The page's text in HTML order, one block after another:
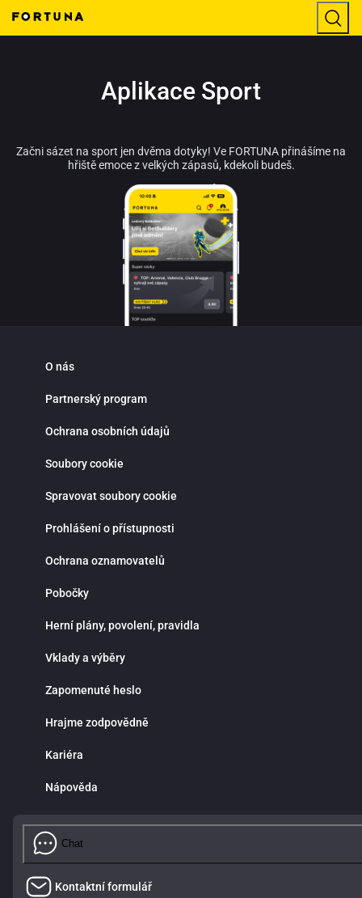
Aplikace Sport
Začni sázet na sport jen dvěma dotyky! Ve FORTUNA přinášíme na
hřiště emoce z velkých zápasů, kdekoli budeš.
O nás
Partnerský program
Ochrana osobních údajů
Soubory cookie
Spravovat soubory cookie
Prohlášení o přístupnosti
Ochrana oznamovatelů
Pobočky
Herní plány, povolení, pravidla
Vklady a výběry
Zapomenuté heslo
Hrajme zodpovědně
Kariéra
Nápověda
Chat
Kontaktní formulář